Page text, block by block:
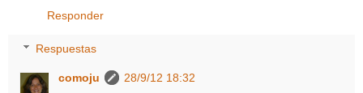
Responder
Respuestas
comoju
28/9/12 18:32